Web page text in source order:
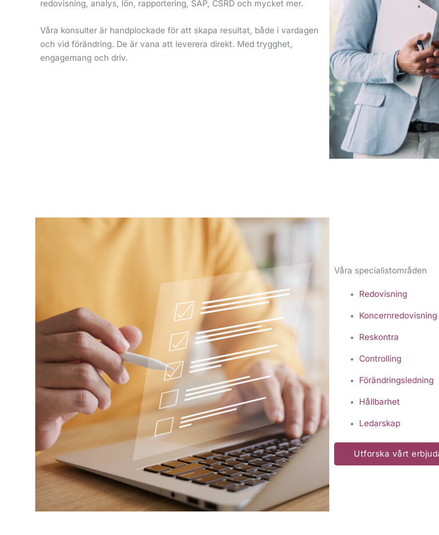
redovisning, analys, lön, rapportering, SAP, CSRD och mycket mer.
Våra konsulter är handplockade för att skapa resultat, både i vardagen
och vid förändring. De är vana att leverera direkt. Med trygghet,
engagemang och driv.
Våra specialistområden
Redovisning
Koncernredovisning
Reskontra
Controlling
Förändringsledning
Hållbarhet
Ledarskap
Utforska vårt